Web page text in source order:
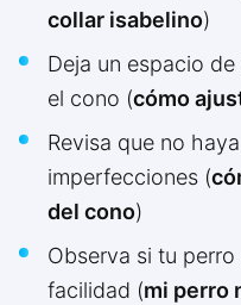
collar isabelino)
Deja un espacio
el cono (cómo
Revisa que no
imperfecciones (
del cono)
Observa si tu
facilidad (mi perro